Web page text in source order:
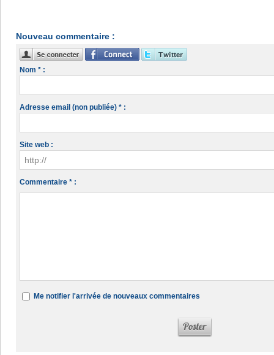
Nouveau commentaire :
Nom * :
Adresse email (non publiée) * :
Site web :
Commentaire * :
Me notifier l'arrivée de nouveaux commentaires